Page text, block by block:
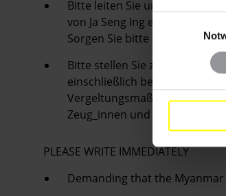
Bitte leiten Sie unverzüglich
von Ja Seng Ing ein und
Sorgen Sie bitte dafür, dass
Bitte stellen Sie zudem sicher,
einschließlich bei der
Vergeltungsmaßnahmen
Zeug_innen und deren
PLEASE WRITE IMMEDIATELY
Demanding that the